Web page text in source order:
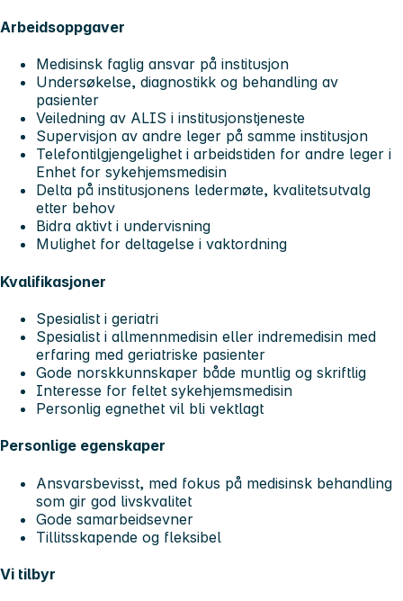
Arbeidsoppgaver
Medisinsk faglig ansvar på institusjon
Undersøkelse, diagnostikk og behandling av
pasienter
Veiledning av ALIS i institusjonstjeneste
Supervisjon av andre leger på samme institusjon
Telefontilgjengelighet i arbeidstiden for andre leger i
Enhet for sykehjemsmedisin
Delta på institusjonens ledermøte, kvalitetsutvalg
etter behov
Bidra aktivt i undervisning
Mulighet for deltagelse i vaktordning
Kvalifikasjoner
Spesialist i geriatri
Spesialist i allmennmedisin eller indremedisin med
erfaring med geriatriske pasienter
Gode norskkunnskaper både muntlig og skriftlig
Interesse for feltet sykehjemsmedisin
Personlig egnethet vil bli vektlagt
Personlige egenskaper
Ansvarsbevisst, med fokus på medisinsk behandling
som gir god livskvalitet
Gode samarbeidsevner
Tillitsskapende og fleksibel
Vi tilbyr